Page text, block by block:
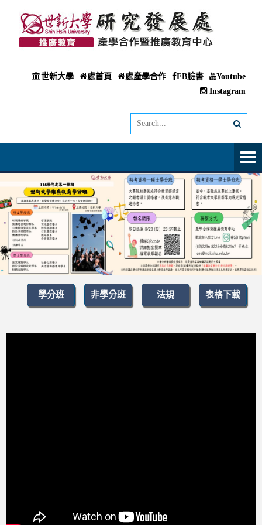
世新大學 處首頁 處產學合作 FB臉書
Youtube
Instagram
學分班 非學分班 法規 表格下載